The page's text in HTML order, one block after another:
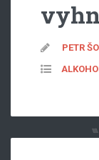
PETR